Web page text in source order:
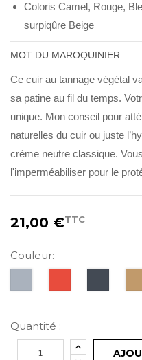
Coloris Camel, Rouge,
surpiqûre Beige
MOT DU MAROQUINIER
Ce cuir au tannage végétal
sa patine au fil du temps.
unique. Mon conseil pour
naturelles du cuir ou juste
crème neutre classique.
l'imperméabiliser pour le
21,00 €TTC
Couleur:
Quantité :